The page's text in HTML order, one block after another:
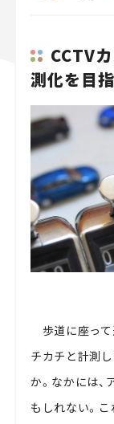
CCTV
測化を目
歩道に座って
チカチと計測
か。なかには
もしれない。こ